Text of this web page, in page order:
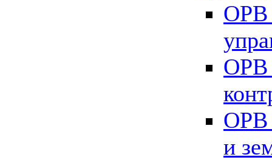
ОРВ
ОРВ
ОРВ
и